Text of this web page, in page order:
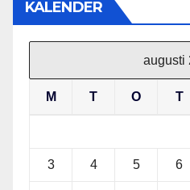
KALENDER
augusti
M T O T
3 4 5 6